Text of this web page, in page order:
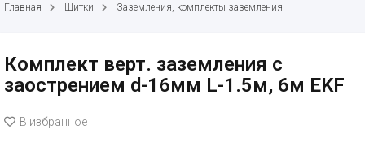
Главная Щитки Заземления, комплекты заземления
Комплект верт. заземления с
заострением d-16мм L-1.5м, 6м EKF
В избранное